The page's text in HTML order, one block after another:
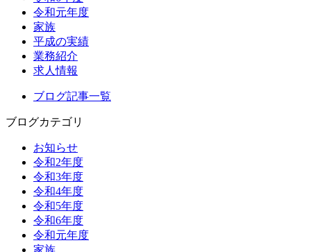
令和元年度
家族
平成の実績
業務紹介
求人情報
ブログ記事一覧
ブログカテゴリ
お知らせ
令和2年度
令和3年度
令和4年度
令和5年度
令和6年度
令和元年度